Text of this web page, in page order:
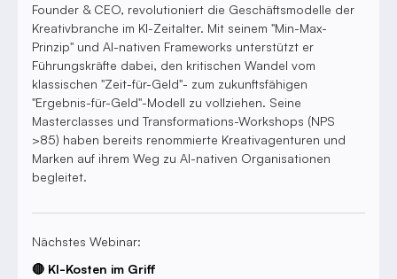
Founder & CEO, revolutioniert die Geschäftsmodelle der
Kreativbranche im KI-Zeitalter. Mit seinem "Min-Max-
Prinzip" und AI-nativen Frameworks unterstützt er
Führungskräfte dabei, den kritischen Wandel vom
klassischen "Zeit-für-Geld"- zum zukunftsfähigen
"Ergebnis-für-Geld"-Modell zu vollziehen. Seine
Masterclasses und Transformations-Workshops (NPS
>85) haben bereits renommierte Kreativagenturen und
Marken auf ihrem Weg zu AI-nativen Organisationen
begleitet.
Nächstes Webinar:
🔴 KI-Kosten im Griff